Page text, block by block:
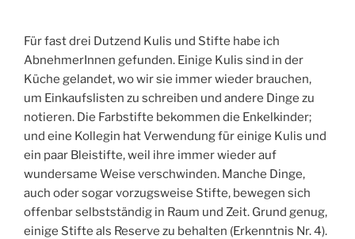
Für fast drei Dutzend Kulis und Stifte habe ich
AbnehmerInnen gefunden. Einige Kulis sind in der
Küche gelandet, wo wir sie immer wieder brauchen,
um Einkaufslisten zu schreiben und andere Dinge zu
notieren. Die Farbstifte bekommen die Enkelkinder;
und eine Kollegin hat Verwendung für einige Kulis und
ein paar Bleistifte, weil ihre immer wieder auf
wundersame Weise verschwinden. Manche Dinge,
auch oder sogar vorzugsweise Stifte, bewegen sich
offenbar selbstständig in Raum und Zeit. Grund genug,
einige Stifte als Reserve zu behalten (Erkenntnis Nr. 4).